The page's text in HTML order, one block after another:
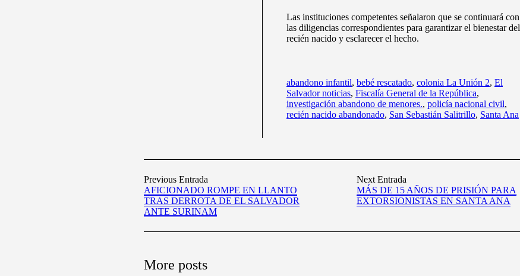
Las instituciones competentes señalaron que se continuará con
las diligencias correspondientes para garantizar el bienestar del
recién nacido y esclarecer el hecho.
abandono infantil, bebé rescatado, colonia La Unión 2, El
Salvador noticias, Fiscalía General de la República,
investigación abandono de menores., policía nacional civil,
recién nacido abandonado, San Sebastián Salitrillo, Santa Ana
Previous Entrada
AFICIONADO ROMPE EN LLANTO
TRAS DERROTA DE EL SALVADOR
ANTE SURINAM
Next Entrada
MÁS DE 15 AÑOS DE PRISIÓN PARA
EXTORSIONISTAS EN SANTA ANA
More posts